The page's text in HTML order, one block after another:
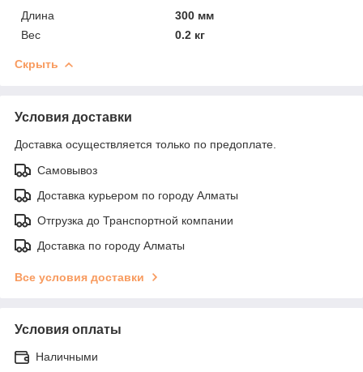
Длина
300 мм
Вес
0.2 кг
Скрыть
Условия доставки
Доставка осуществляется только по предоплате.
Самовывоз
Доставка курьером по городу Алматы
Отгрузка до Транспортной компании
Доставка по городу Алматы
Все условия доставки
Условия оплаты
Наличными